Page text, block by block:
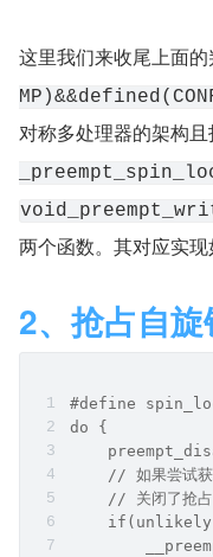
这里我们来收尾上面
对称多处理器的架构
两个函数。其对应实现
2、抢占自旋
#define
// 如果尝试
// 关闭了抢占